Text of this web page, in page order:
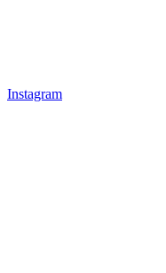
Instagram